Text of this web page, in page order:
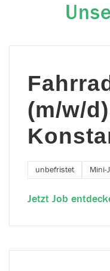
(m/w/
unbefristet Mini-
Jetzt Job